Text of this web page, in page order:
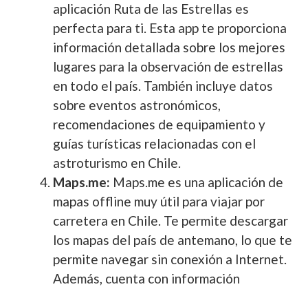
aplicación Ruta de las Estrellas es
perfecta para ti. Esta app te proporciona
información detallada sobre los mejores
lugares para la observación de estrellas
en todo el país. También incluye datos
sobre eventos astronómicos,
recomendaciones de equipamiento y
guías turísticas relacionadas con el
astroturismo en Chile.
Maps.me: Maps.me es una aplicación de
mapas offline muy útil para viajar por
carretera en Chile. Te permite descargar
los mapas del país de antemano, lo que te
permite navegar sin conexión a Internet.
Además, cuenta con información